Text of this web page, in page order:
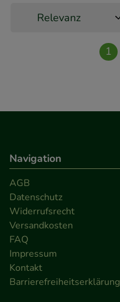
1
Navigation
AGB
Datenschutz
Widerrufsrecht
Versandkosten
FAQ
Impressum
Kontakt
Barrierefreiheitserklärung